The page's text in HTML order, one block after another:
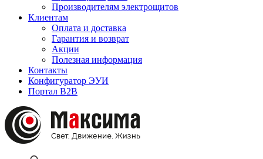
Производителям электрощитов
Клиентам
Оплата и доставка
Гарантия и возврат
Акции
Полезная информация
Контакты
Конфигуратор ЭУИ
Портал B2B